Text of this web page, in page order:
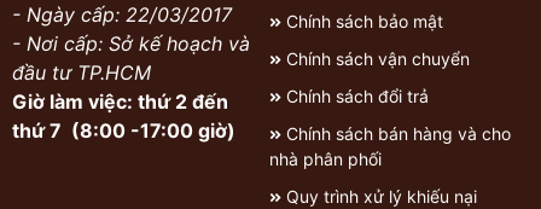
- Ngày cấp: 22/03/2017
- Nơi cấp: Sở kế hoạch và
đầu tư TP.HCM
Giờ làm việc: thứ 2 đến
thứ 7 (8:00 -17:00 giờ)
Chính sách bảo mật
Chính sách vận chuyển
Chính sách đổi trả
Chính sách bán hàng và cho
nhà phân phối
Quy trình xử lý khiếu nại